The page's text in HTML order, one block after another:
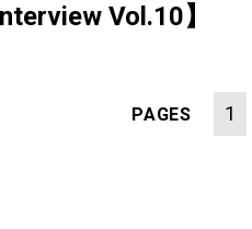
Vol.10】
PAGES 1